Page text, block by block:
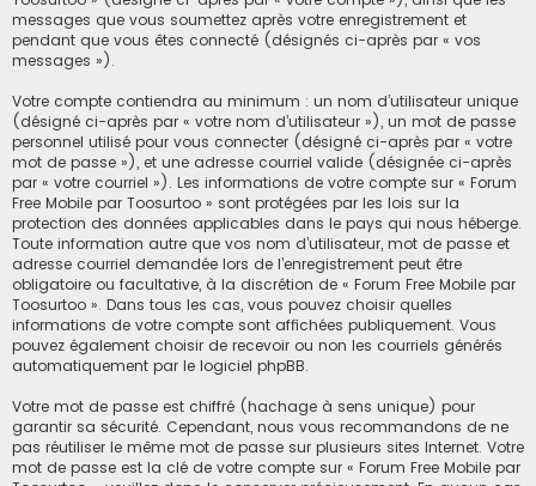
messages que vous soumettez après votre enregistrement et
pendant que vous êtes connecté (désignés ci-après par « vos
messages »).
Votre compte contiendra au minimum : un nom d’utilisateur unique
(désigné ci-après par « votre nom d’utilisateur »), un mot de passe
personnel utilisé pour vous connecter (désigné ci-après par « votre
mot de passe »), et une adresse courriel valide (désignée ci-après
par « votre courriel »). Les informations de votre compte sur « Forum
Free Mobile par Toosurtoo » sont protégées par les lois sur la
protection des données applicables dans le pays qui nous héberge.
Toute information autre que vos nom d’utilisateur, mot de passe et
adresse courriel demandée lors de l’enregistrement peut être
obligatoire ou facultative, à la discrétion de « Forum Free Mobile par
Toosurtoo ». Dans tous les cas, vous pouvez choisir quelles
informations de votre compte sont affichées publiquement. Vous
pouvez également choisir de recevoir ou non les courriels générés
automatiquement par le logiciel phpBB.
Votre mot de passe est chiffré (hachage à sens unique) pour
garantir sa sécurité. Cependant, nous vous recommandons de ne
pas réutiliser le même mot de passe sur plusieurs sites Internet. Votre
mot de passe est la clé de votre compte sur « Forum Free Mobile par